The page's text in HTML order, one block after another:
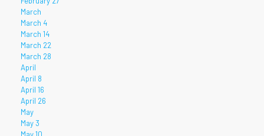
March
March 4
March 14
March 22
March 28
April
April 8
April 16
April 26
May
May 3
May 10